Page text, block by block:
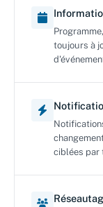
toujours à
ciblées par